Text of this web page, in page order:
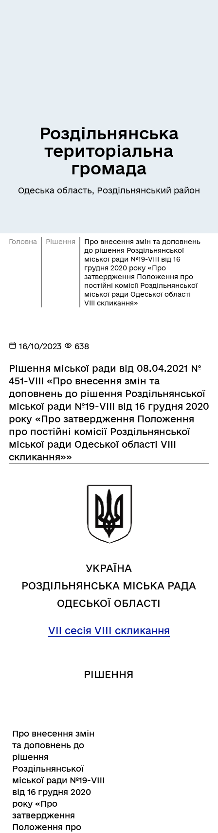
Роздільнянська
територіальна
громада
Одеська область, Роздільнянський район
Головна Рішення
Про внесення змін та доповнень
до рішення Роздільнянської
міської ради №19-VIII від 16
грудня 2020 року «Про
затвердження Положення про
постійні комісії Роздільнянської
міської ради Одеської області
VІІІ скликання»
16/10/2023 638
Рішення міської ради від 08.04.2021 №
451-VIII «Про внесення змін та
доповнень до рішення Роздільнянської
міської ради №19-VIII від 16 грудня 2020
року «Про затвердження Положення
про постійні комісії Роздільнянської
міської ради Одеської області VІІІ
скликання»»
УКРАЇНА
РОЗДІЛЬНЯНСЬКА МІСЬКА РАДА
ОДЕСЬКОЇ ОБЛАСТІ
VII сесія VIІI скликання
РІШЕННЯ
Про внесення змін
та доповнень до
рішення
Роздільнянської
міської ради №19-VIII
від 16 грудня 2020
року «Про
затвердження
Положення про